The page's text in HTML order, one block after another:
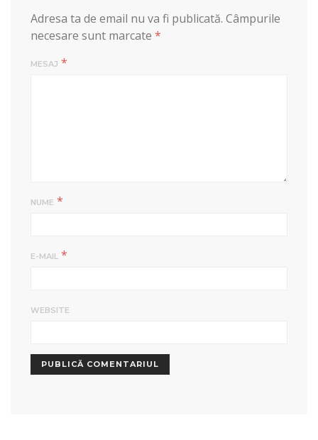
Adresa ta de email nu va fi publicată. Câmpurile
necesare sunt marcate *
MESAJ *
NUME *
E-MAIL *
WEBSITE